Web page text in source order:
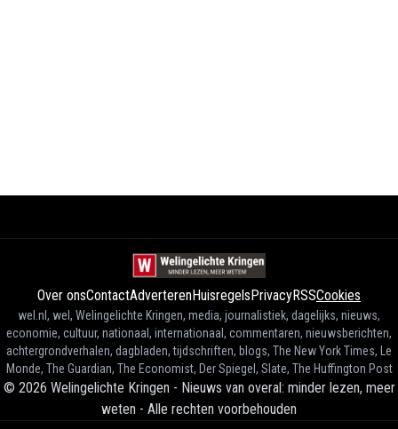
Over onsContactAdverterenHuisregels PrivacyRSSCookies
wel.nl, wel, Welingelichte Kringen, media, journalistiek, dagelijks, nieuws,
economie, cultuur, nationaal, internationaal, commentaren, nieuwsberichten,
achtergrondverhalen, dagbladen, tijdschriften, blogs, The New York Times, Le
Monde, The Guardian, The Economist, Der Spiegel, Slate, The Huffington Post
© 2026 Welingelichte Kringen - Nieuws van overal: minder lezen, meer
weten - Alle rechten voorbehouden